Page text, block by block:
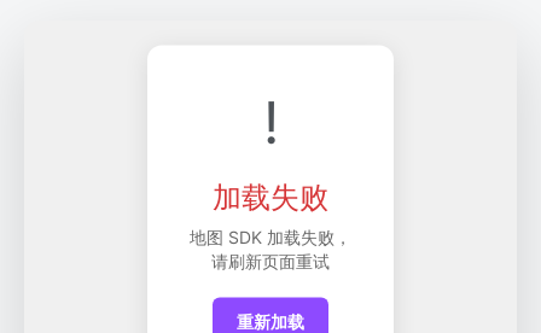
!
加载失败
地图 SDK 加载失败，
请刷新页面重试
重新加载